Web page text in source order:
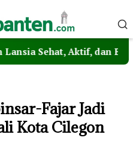
Aktif, dan Bahagia
Fajar Jadi
Kota Cilegon